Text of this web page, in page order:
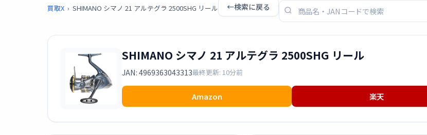
買取X › SHIMANO シマノ 21 アルテグラ 2500SHG リール ←検索に戻る
SHIMANO シマノ 21 アルテグラ 2500SHG リール
JAN: 4969363043313最終更新: 10分前
Amazon 楽天